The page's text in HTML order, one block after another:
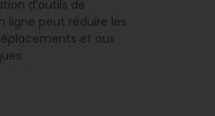
d’outils de
ligne peut réduire les
et aux